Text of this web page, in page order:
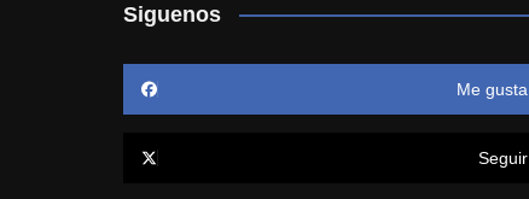
Siguenos
Me gusta
Seguir